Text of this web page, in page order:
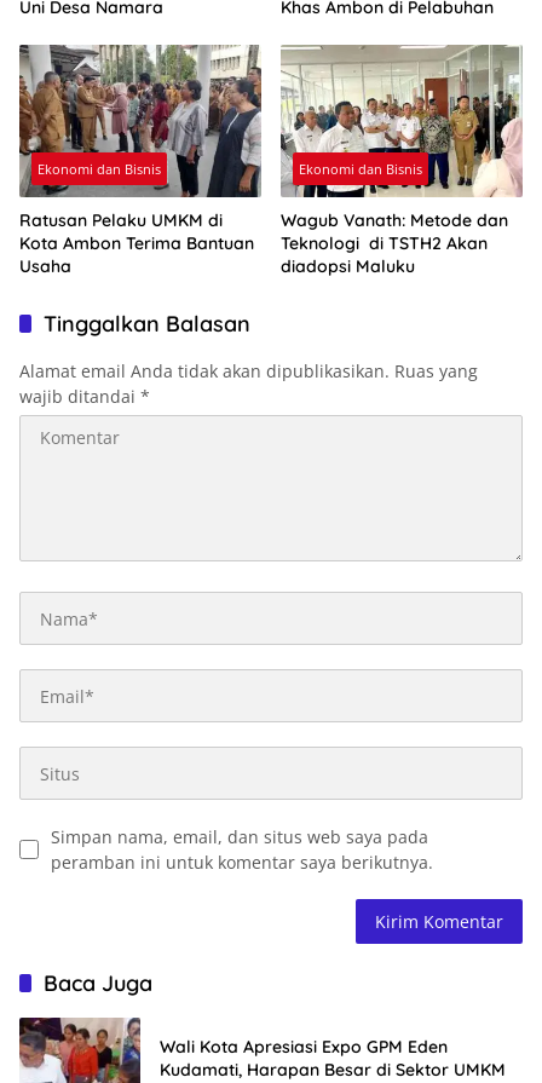
Uni Desa Namara Khas Ambon di Pelabuhan
Ekonomi dan Bisnis
Ratusan Pelaku UMKM di
Kota Ambon Terima Bantuan
Usaha
Ekonomi dan Bisnis
Wagub Vanath: Metode dan
Teknologi di TSTH2 Akan
diadopsi Maluku
Tinggalkan Balasan
Alamat email Anda tidak akan dipublikasikan. Ruas yang
wajib ditandai *
Simpan nama, email, dan situs web saya pada
peramban ini untuk komentar saya berikutnya.
Baca Juga
Wali Kota Apresiasi Expo GPM Eden
Kudamati, Harapan Besar di Sektor UMKM